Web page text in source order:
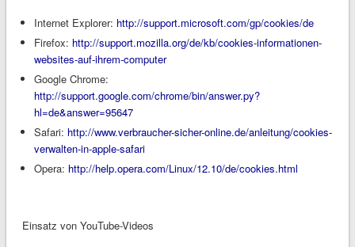
Internet Explorer: http://support.microsoft.com/gp/cookies/de
Firefox: http://support.mozilla.org/de/kb/cookies-informationen-
websites-auf-ihrem-computer
Google Chrome:
http://support.google.com/chrome/bin/answer.py?
hl=de&answer=95647
Safari: http://www.verbraucher-sicher-online.de/anleitung/cookies-
verwalten-in-apple-safari
Opera: http://help.opera.com/Linux/12.10/de/cookies.html
Einsatz von YouTube-Videos